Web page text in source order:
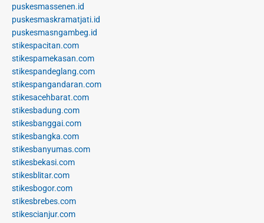
puskesmassenen.id
puskesmaskramatjati.id
puskesmasngambeg.id
stikespacitan.com
stikespamekasan.com
stikespandeglang.com
stikespangandaran.com
stikesacehbarat.com
stikesbadung.com
stikesbanggai.com
stikesbangka.com
stikesbanyumas.com
stikesbekasi.com
stikesblitar.com
stikesbogor.com
stikesbrebes.com
stikescianjur.com